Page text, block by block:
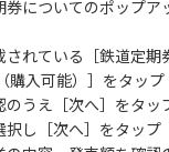
券についてのポップア
されている［鉄道定
購入可能）］をタップ
のうえ［次へ］をタッ
択し［次へ］をタップ